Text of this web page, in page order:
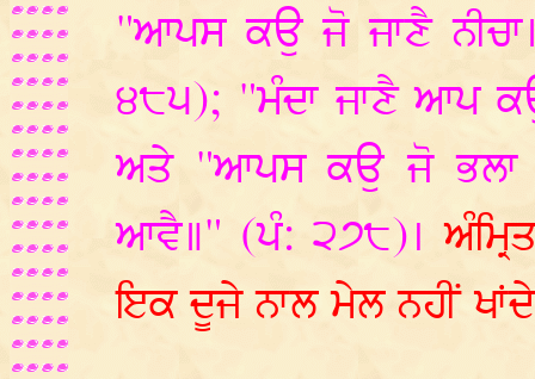
"ਆਪਸ ਕਉ ਜੋ ਜਾਣੈ
੪੮੫); "ਮੰਦਾ ਜਾਣੈ ਆਪ
ਅਤੇ "ਆਪਸ ਕਉ ਜੋ ਭਲਾ
ਆਵੈ॥" (ਪੰ: ੨੭੮)।
ਇਕ ਦੂਜੇ ਨਾਲ ਮੇਲ ਨਹੀਂ